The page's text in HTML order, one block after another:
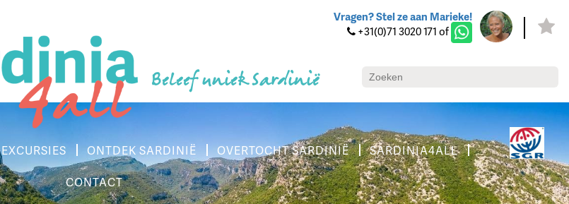
Vragen? Stel ze aan Marieke!
+31(0)71 3020 171 of
Beleef uniek Sardinië
EXCURSIES ONTDEK SARDINIË OVERTOCHT SARDINIË
SARDINIA4ALL
CONTACT